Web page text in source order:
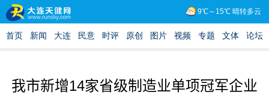
我市新增14家省级制造业单项冠军企业